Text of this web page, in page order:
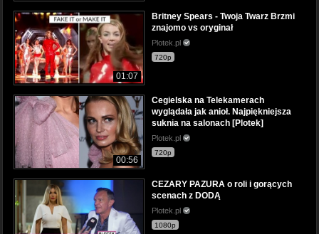
01:07
Britney Spears - Twoja Twarz Brzmi
znajomo vs oryginał
Plotek.pl
720p
00:56
Cegielska na Telekamerach
wyglądała jak anioł. Najpiękniejsza
suknia na salonach [Plotek]
Plotek.pl
720p
CEZARY PAZURA o roli i gorących
scenach z DODĄ
Plotek.pl
1080p